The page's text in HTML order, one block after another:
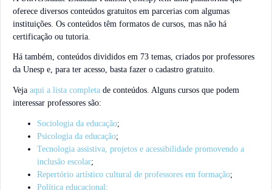
oferece diversos conteúdos gratuitos em parcerias com algumas
instituições. Os conteúdos têm formatos de cursos, mas não há
certificação ou tutoria.
Há também, conteúdos divididos em 73 temas, criados por professores
da Unesp e, para ter acesso, basta fazer o cadastro gratuito.
Veja aqui a lista completa de conteúdos. Alguns cursos que podem
interessar professores são:
Sociologia da educação;
Psicologia da educação;
Tecnologia assistiva, projetos e acessibilidade promovendo a
inclusão escolar;
Repertório artístico cultural de professores em formação;
Política educacional;